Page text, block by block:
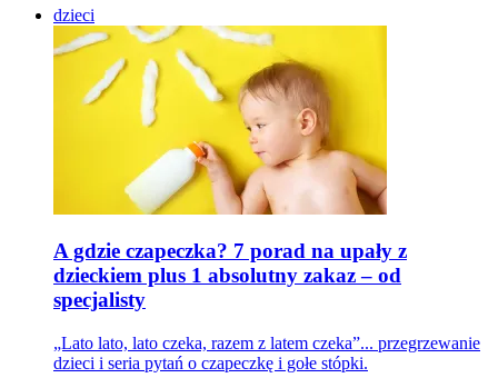
dzieci
A gdzie czapeczka? 7 porad na upały z
dzieckiem plus 1 absolutny zakaz – od
specjalisty
„Lato lato, lato czeka, razem z latem czeka”... przegrzewanie
dzieci i seria pytań o czapeczkę i gołe stópki.